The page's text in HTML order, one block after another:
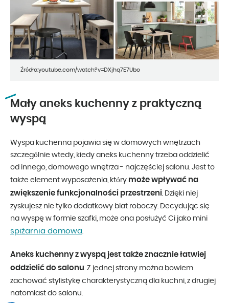
Źródło:youtube.com/watch?v=DXjhq7E7Ubo
Mały aneks kuchenny z praktyczną
wyspą
Wyspa kuchenna pojawia się w domowych wnętrzach
szczególnie wtedy, kiedy aneks kuchenny trzeba oddzielić
od innego, domowego wnętrza - najczęściej salonu. Jest to
także element wyposażenia, który może wpływać na
zwiększenie funkcjonalności przestrzeni. Dzięki niej
zyskujesz nie tylko dodatkowy blat roboczy. Decydując się
na wyspę w formie szafki, może ona posłużyć Ci jako mini
spiżarnia domowa.
Aneks kuchenny z wyspą jest także znacznie łatwiej
oddzielić do salonu. Z jednej strony można bowiem
zachować stylistykę charakterystyczną dla kuchni, z drugiej
natomiast do salonu.